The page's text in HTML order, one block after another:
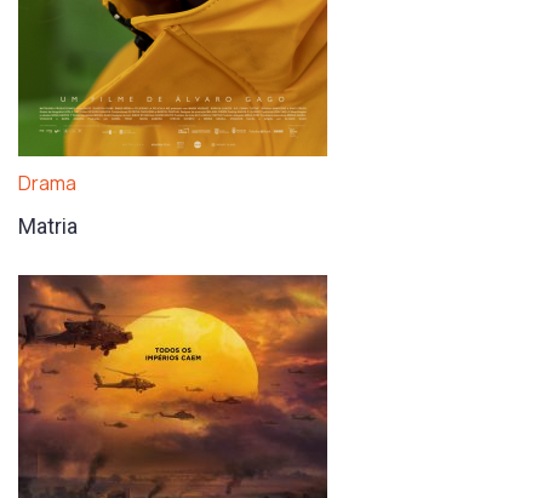
Drama
Matria